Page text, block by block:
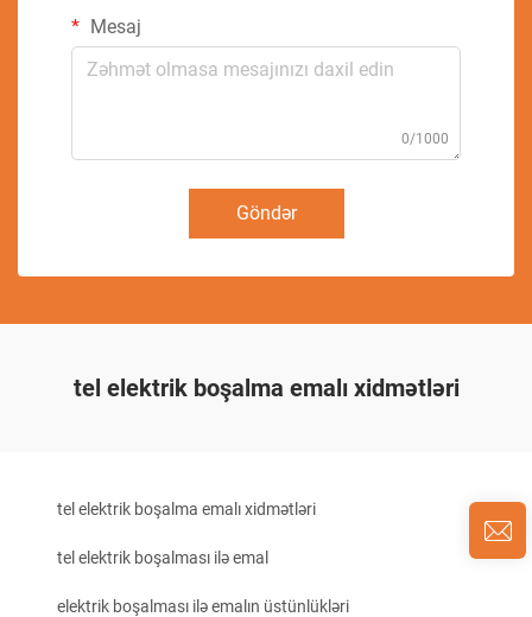
Mesaj
0/1000
Göndər
tel elektrik boşalma emalı xidmətləri
tel elektrik boşalma emalı xidmətləri
tel elektrik boşalması ilə emal
elektrik boşalması ilə emalın üstünlükləri